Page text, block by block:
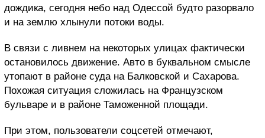
дождика, сегодня небо над Одессой будто разорвало
и на землю хлынули потоки воды.
В связи с ливнем на некоторых улицах фактически
остановилось движение. Авто в буквальном смысле
утопают в районе суда на Балковской и Сахарова.
Похожая ситуация сложилась на Французском
бульваре и в районе Таможенной площади.
При этом, пользователи соцсетей отмечают,